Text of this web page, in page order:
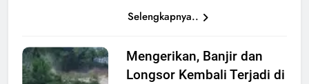
Selengkapnya..
Banjir di
Sumatera,
Mengerikan, Banjir dan
Longsor Kembali Terjadi di